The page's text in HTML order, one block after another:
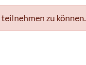
zu können.